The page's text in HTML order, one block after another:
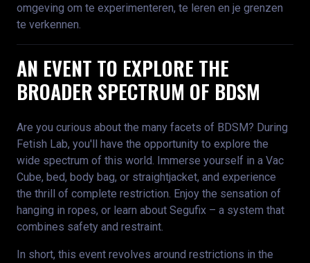
omgeving om te experimenteren, te leren en je grenzen
te verkennen.
AN EVENT TO EXPLORE THE
BROADER SPECTRUM OF BDSM
Are you curious about the many facets of BDSM? During
Fetish Lab, you'll have the opportunity to explore the
wide spectrum of this world. Immerse yourself in a Vac
Cube, bed, body bag, or straightjacket, and experience
the thrill of complete restriction. Enjoy the sensation of
hanging in ropes, or learn about Segufix – a system that
combines safety and restraint.
In short, this event revolves around restrictions in the